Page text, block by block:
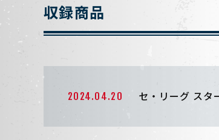
収録商品
2024.04.20 セ・リーグ スタ